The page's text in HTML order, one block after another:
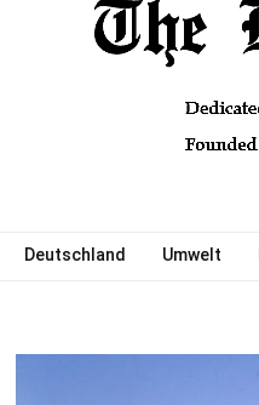
Deutschland Umwelt